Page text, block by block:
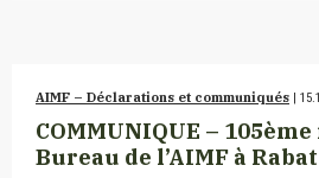
AIMF – Déclarations et communiqués |
COMMUNIQUE –
Bureau de l’AIMF à Rabat